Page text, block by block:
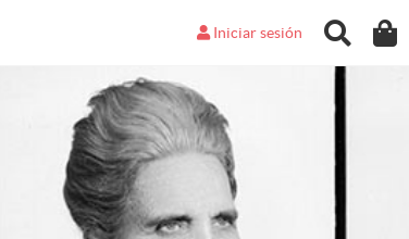
Iniciar sesión